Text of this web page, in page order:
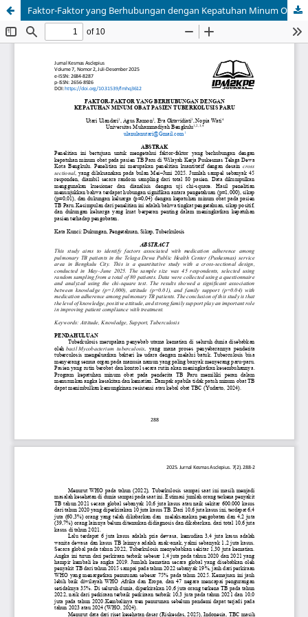
Faktor-Faktor yang Berhubungan dengan Kepatuhan Minum Obat Pasien Tuberkolusis Paru